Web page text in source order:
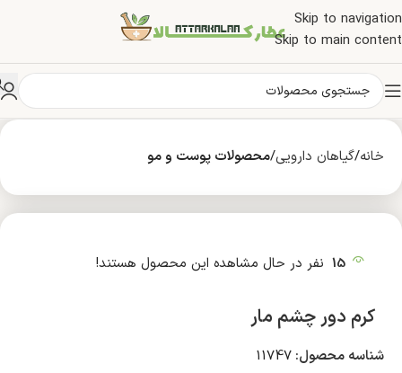
Skip to navigation
Skip to main content
خانه گیاهان دارویی محصولات پوست و مو
15 نفر در حال مشاهده این محصول هستند!
کرم دور چشم مار
شناسه محصول: 11747